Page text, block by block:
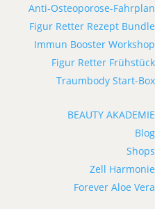
Anti-Osteoporose-Fahrplan
Figur Retter Rezept Bundle
Immun Booster Workshop
Figur Retter Frühstück
Traumbody Start-Box
BEAUTY AKADEMIE
Blog
Shops
Zell Harmonie
Forever Aloe Vera